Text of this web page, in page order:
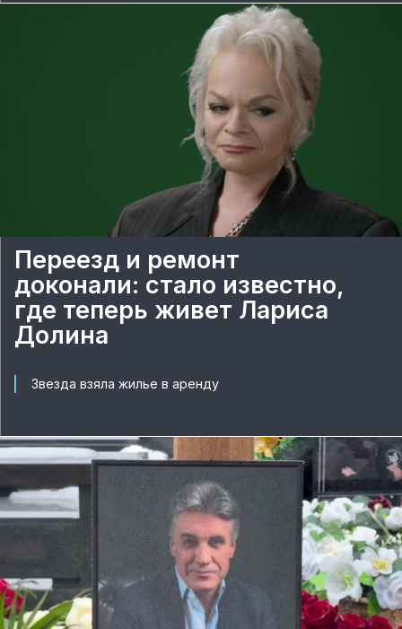
Переезд и ремонт
доконали: стало известно,
где теперь живет Лариса
Долина
Звезда взяла жилье в аренду